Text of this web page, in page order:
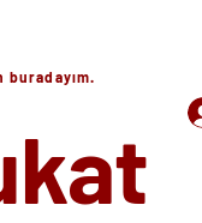
buradayım.